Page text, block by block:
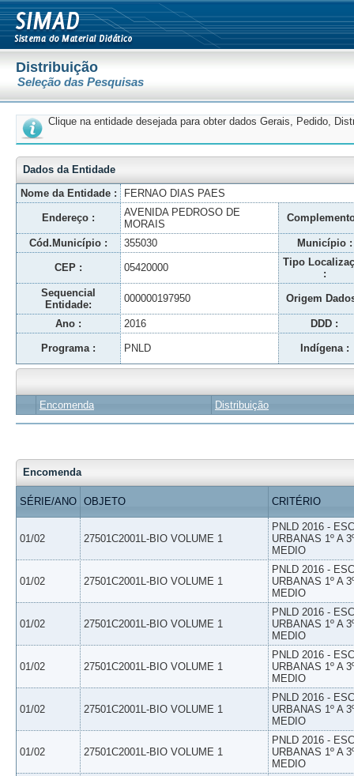
Distribuição
Seleção das Pesquisas
Clique na entidade desejada para obter dados Gerais, Pedido,
Dados da Entidade
Nome da Entidade :
FERNAO DIAS PAES
Endereço :
AVENIDA PEDROSO DE
MORAIS
Cód.Município : 355030 Município :
CEP : 05420000
Tipo
:
Sequencial
Entidade:
000000197950 Origem
Ano : 2016 DDD :
Programa : PNLD Indígena :
Encomenda Distribuição
Encomenda
SÉRIE/ANO OBJETO CRITÉRIO
01/02 27501C2001L-BIO VOLUME 1
PNLD 2016 -
URBANAS 1º A
MEDIO
01/02 27501C2001L-BIO VOLUME 1
PNLD 2016 -
URBANAS 1º A
MEDIO
01/02 27501C2001L-BIO VOLUME 1
PNLD 2016 -
URBANAS 1º A
MEDIO
01/02 27501C2001L-BIO VOLUME 1
PNLD 2016 -
URBANAS 1º A
MEDIO
01/02 27501C2001L-BIO VOLUME 1
PNLD 2016 -
URBANAS 1º A
MEDIO
01/02 27501C2001L-BIO VOLUME 1
PNLD 2016 -
URBANAS 1º A
MEDIO